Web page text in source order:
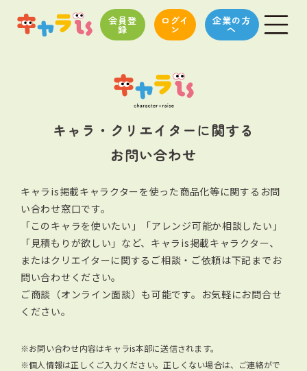
会員登
録
ログイ
ン
企業の方
へ
キャラ・クリエイターに関する
お問い合わせ
キャラis掲載キャラクターを使った商品化等に関するお問
い合わせ窓口です。
「このキャラを使いたい」「アレンジ可能か相談したい」
「見積もりが欲しい」など、キャラis掲載キャラクター、
またはクリエイターに関する ご相談・ご依頼は下記までお
問い合わせください。
ご商談（オンライン面談）も可能です。お気軽にお問合せ
ください。
※お問い合わせ内容はキャラis本部に送信されます。
※個人情報は正しくご入力ください。正しくない場合は、ご連絡がで